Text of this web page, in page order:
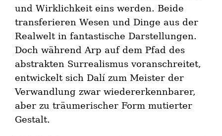
und Wirklichkeit eins werden. Beide
transferieren Wesen und Dinge aus der
Realwelt in fantastische Darstellungen.
Doch während Arp auf dem Pfad des
abstrakten Surrealismus voranschreitet,
entwickelt sich Dalí zum Meister der
Verwandlung zwar wiedererkennbarer,
aber zu träumerischer Form mutierter
Gestalt.